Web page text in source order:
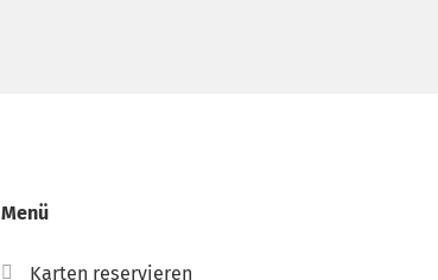
Menü
Karten reservieren